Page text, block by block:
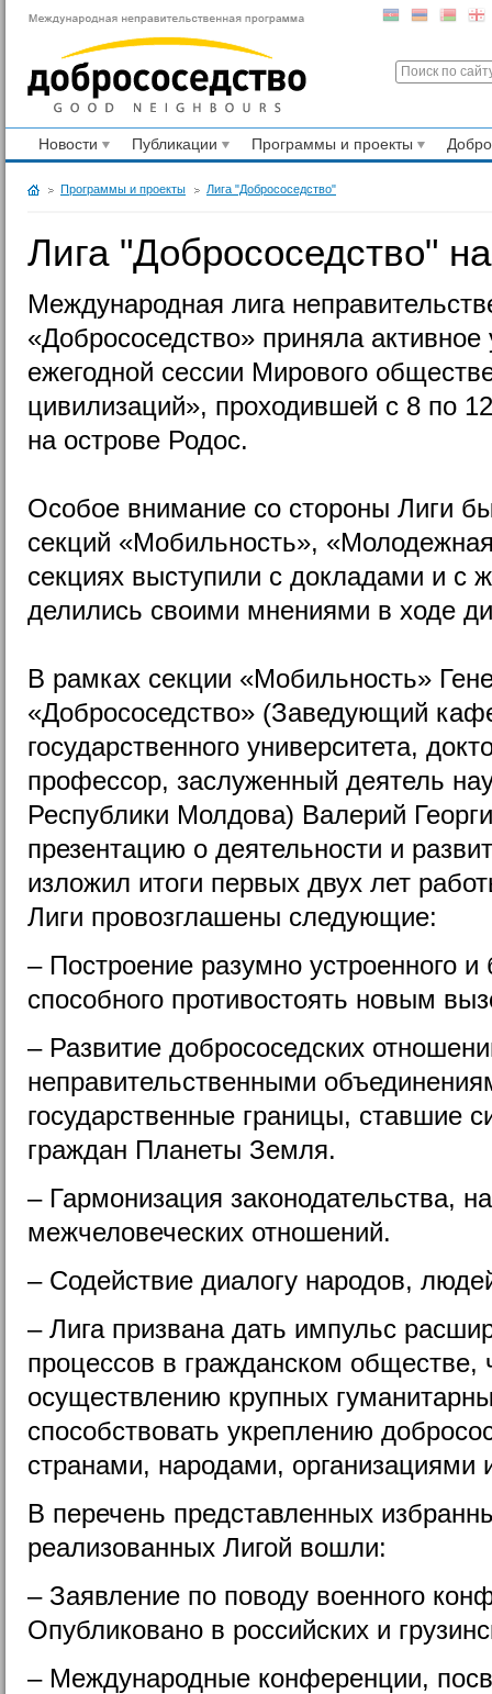
Новости Публикации Программы и проекты
Программы и проекты Лига "Добрососедство"
Лига "Добрососедство"
Международная лига
«Добрососедство» приняла
ежегодной сессии Мирового
цивилизаций», проходившей с 8 по
на острове Родос.
Особое внимание со стороны Лиги
секций «Мобильность»,
секциях выступили с докладами и с
делились своими мнениями в ходе
В рамках секции «Мобильность»
«Добрососедство» (Заведующий
государственного университета,
профессор, заслуженный деятель
Республики Молдова) Валерий
презентацию о деятельности и
изложил итоги первых двух лет
Лиги провозглашены следующие:
– Построение разумно устроенного и
способного противостоять новым
– Развитие добрососедских
неправительственными
государственные границы, ставшие
граждан Планеты Земля.
– Гармонизация законодательства,
межчеловеческих отношений.
– Содействие диалогу народов,
– Лига призвана дать импульс
процессов в гражданском обществе,
осуществлению крупных
способствовать укреплению
странами, народами, организациями
В перечень представленных
реализованных Лигой вошли:
– Заявление по поводу военного
Опубликовано в российских и
– Международные конференции,